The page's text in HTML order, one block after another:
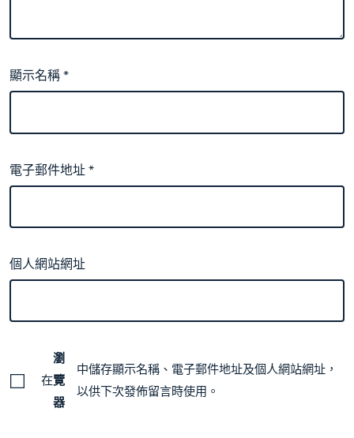
顯示名稱*
電子郵件地址*
個人網站網址
在
瀏
覽
器
中儲存顯示名稱、電子郵件地址及個人網站網址，
以供下次發佈留言時使用。